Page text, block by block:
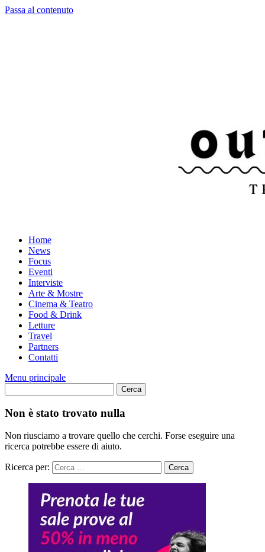
Passa al contenuto
Home
News
Focus
Eventi
Interviste
Arte & Mostre
Cinema & Teatro
Food & Drink
Letture
Travel
Partners
Contatti
Menu principale
Non è stato trovato nulla
Non riusciamo a trovare quello che cerchi. Forse eseguire una
ricerca potrebbe essere di aiuto.
Ricerca per: